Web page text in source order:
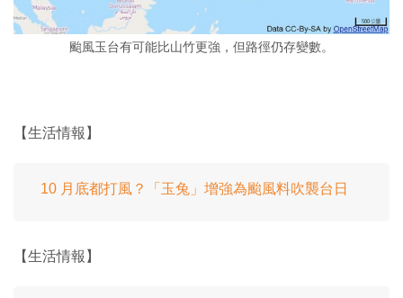
颱風玉台有可能比山竹更強，但路徑仍存變數。
【生活情報】
10 月底都打風？「玉兔」增強為颱風料吹襲台日
【生活情報】